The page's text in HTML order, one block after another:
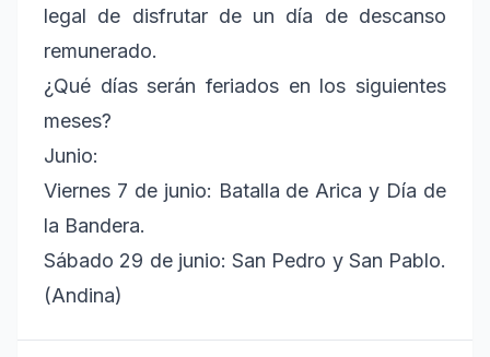
legal de disfrutar de un día de descanso
remunerado.
¿Qué días serán feriados en los siguientes
meses?
Junio:
Viernes 7 de junio: Batalla de Arica y Día de
la Bandera.
Sábado 29 de junio: San Pedro y San Pablo.
(Andina)